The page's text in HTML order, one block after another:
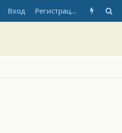
Вход Регистрация